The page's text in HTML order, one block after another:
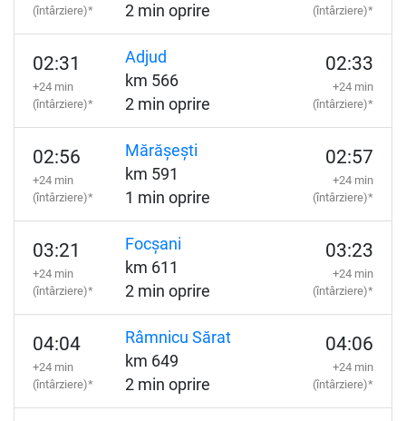
(întârziere)*
2 min oprire
(întârziere)*
02:31
+24 min
(întârziere)*
Adjud
km 566
2 min oprire
02:33
+24 min
(întârziere)*
02:56
+24 min
(întârziere)*
Mărășești
km 591
1 min oprire
02:57
+24 min
(întârziere)*
03:21
+24 min
(întârziere)*
Focșani
km 611
2 min oprire
03:23
+24 min
(întârziere)*
04:04
+24 min
(întârziere)*
Râmnicu Sărat
km 649
2 min oprire
04:06
+24 min
(întârziere)*